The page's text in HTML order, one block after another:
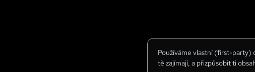
Používáme vlastní (first-party)
tě zajímají, a přizpůsobit ti